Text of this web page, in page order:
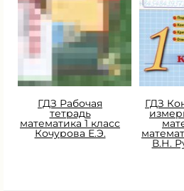
ГДЗ Рабочая
тетрадь
математика 1 класс
Кочурова Е.Э.
ГДЗ
В.Н.